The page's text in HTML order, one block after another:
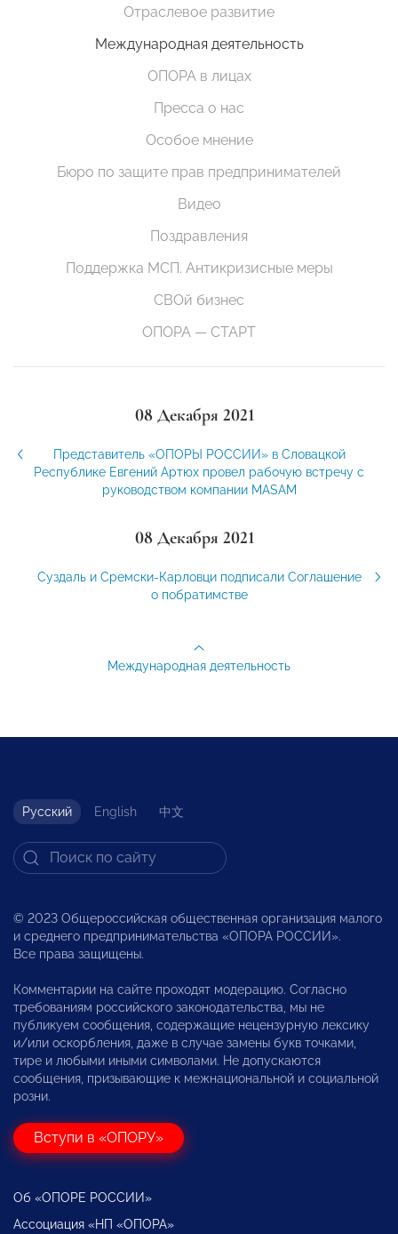
Отраслевое развитие
Международная деятельность
ОПОРА в лицах
Пресса о нас
Особое мнение
Бюро по защите прав предпринимателей
Видео
Поздравления
Поддержка МСП. Антикризисные меры
СВОй бизнес
ОПОРА — СТАРТ
08 Декабря 2021
Представитель «ОПОРЫ РОССИИ» в Словацкой
Республике Евгений Артюх провел рабочую встречу с
руководством компании MASAM
08 Декабря 2021
Суздаль и Сремски-Карловци подписали Соглашение
о побратимстве
Международная деятельность
Русский English 中文
© 2023 Общероссийская общественная организация малого
и среднего предпринимательства «ОПОРА РОССИИ».
Все права защищены.
Комментарии на сайте проходят модерацию. Согласно
требованиям российского законодательства, мы не
публикуем сообщения, содержащие нецензурную лексику
и/или оскорбления, даже в случае замены букв точками,
тире и любыми иными символами. Не допускаются
сообщения, призывающие к межнациональной и социальной
розни.
Вступи в «ОПОРУ»
Об «ОПОРЕ РОССИИ»
Ассоциация «НП «ОПОРА»